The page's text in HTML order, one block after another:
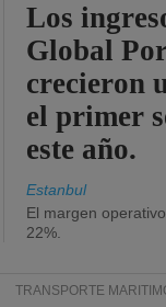
Los
Global
crecieron
el primer
este año.
Estanbul
El margen
22%.
TRANSPORTE